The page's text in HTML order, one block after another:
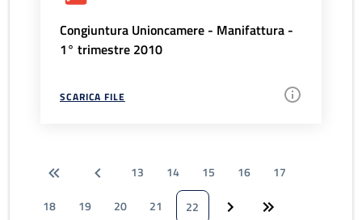
Congiuntura Unioncamere - Manifattura -
1° trimestre 2010
SCARICA FILE
13 14 15 16
17
18
19 20 21 22